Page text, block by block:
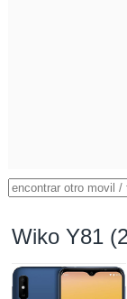
Wiko Y81